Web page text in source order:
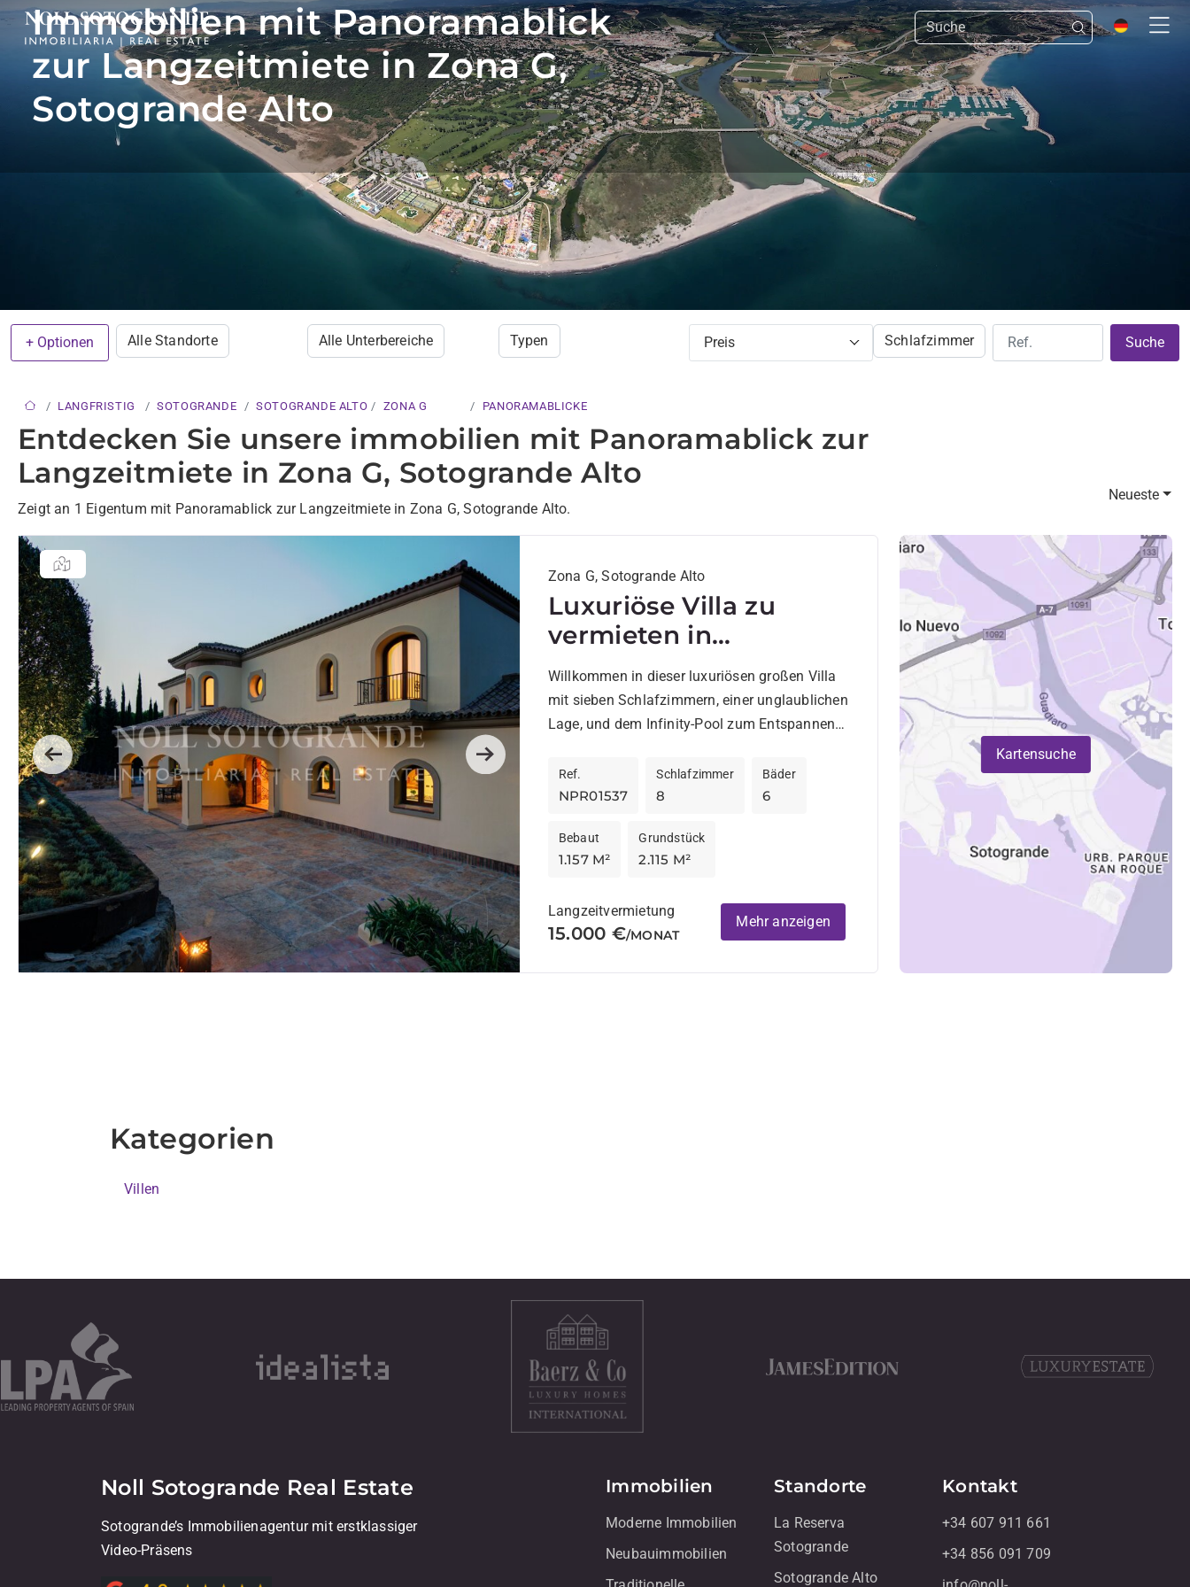
Immobilien mit Panoramablick
zur Langzeitmiete in Zona G,
Sotogrande Alto
+ Optionen Alle Standorte Alle Unterbereiche Typen Preis Schlafzimmer Suche
LANGFRISTIG SOTOGRANDE SOTOGRANDE ALTO ZONA G PANORAMABLICKE
Entdecken Sie unsere immobilien mit Panoramablick zur
Langzeitmiete in Zona G, Sotogrande Alto
Zeigt an 1 Eigentum mit Panoramablick zur Langzeitmiete in Zona G, Sotogrande Alto.
Neueste
Previous Next
Zona G, Sotogrande Alto
Luxuriöse Villa zu
vermieten in
Sotogrande Alto
Willkommen in dieser luxuriösen großen Villa
mit sieben Schlafzimmern, einer unglaublichen
Lage, und dem Infinity-Pool zum Entspannen
Mittelmeer...
NPR01537
Ref.
8
Schlafzimmer
6
Bäder
1.157 M²
Bebaut
2.115 M²
Grundstück
Langzeitvermietung
15.000 €/MONAT
Mehr anzeigen
Kartensuche
Kategorien
Villen
Noll Sotogrande Real Estate
Sotogrande’s Immobilienagentur mit erstklassiger
Video-Präsens
Immobilien
Moderne Immobilien
Neubauimmobilien
Standorte
La Reserva
Sotogrande
Sotogrande Alto
Kontakt
+34 607 911 661
+34 856 091 709